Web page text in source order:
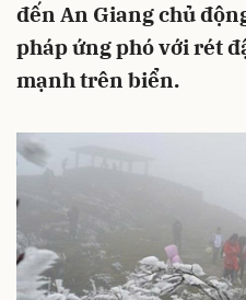
đến An Giang chủ
pháp ứng phó với rét
mạnh trên biển.